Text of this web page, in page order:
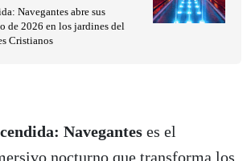
Navegantes es el
nocturno que transforma los
Navegantes abre sus
de 2026 en los jardines del
Cristianos